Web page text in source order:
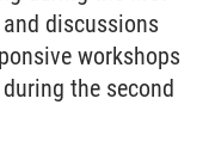
discussions
workshops
the second